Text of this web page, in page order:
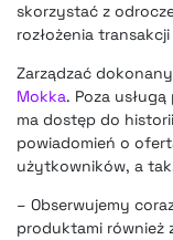
skorzystać z
rozłożenia
Zarządzać
Mokka. Poza
ma dostęp do
powiadomień o
użytkowników, a
– Obserwujemy
produktami również